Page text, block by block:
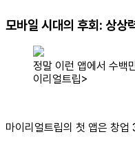
모바일 시대의 후회: 상상
정말 이런 앱에서 수백
이리얼트립>
마이리얼트립의 첫 앱은 창